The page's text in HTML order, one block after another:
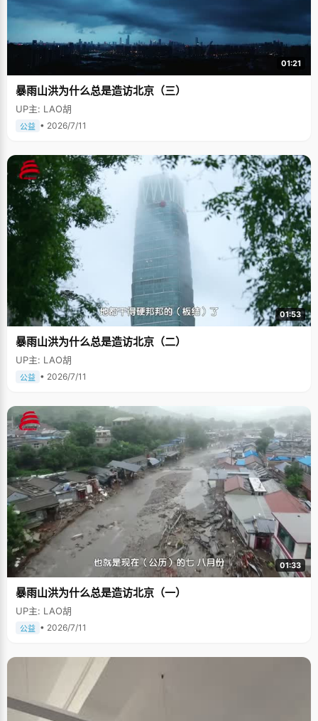
01:21
暴雨山洪为什么总是造访北京（三）
UP主: LAO胡
公益 • 2026/7/11
01:53
暴雨山洪为什么总是造访北京（二）
UP主: LAO胡
公益 • 2026/7/11
01:33
暴雨山洪为什么总是造访北京（一）
UP主: LAO胡
公益 • 2026/7/11